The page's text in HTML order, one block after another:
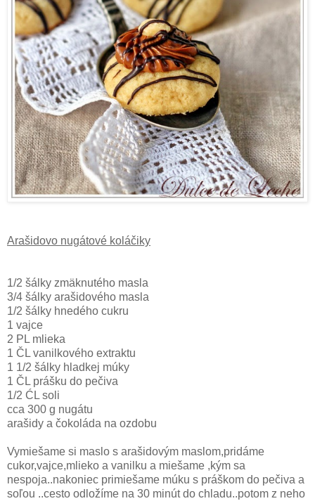
Arašidovo nugátové koláčiky
1/2 šálky zmäknutého masla
3/4 šálky arašidového masla
1/2 šálky hnedého cukru
1 vajce
2 PL mlieka
1 ČL vanilkového extraktu
1 1/2 šálky hladkej múky
1 ČL prášku do pečiva
1/2 ĆL soli
cca 300 g nugátu
arašidy a čokoláda na ozdobu
Vymiešame si maslo s arašidovým maslom,pridáme
cukor,vajce,mlieko a vanilku a miešame ,kým sa
nespoja..nakoniec primiešame múku s práškom do pečiva a
soľou ..cesto odložíme na 30 minút do chladu..potom z neho